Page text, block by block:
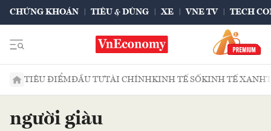
CHỨNG KHOÁN TIÊU & DÙNG XE VNE TV TECH
TIÊU ĐIỂMĐẦU TƯTÀI CHÍNHKINH TẾ SỐKINH TẾ XANH
người giàu